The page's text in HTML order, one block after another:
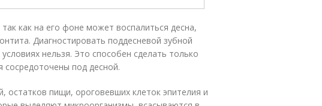
как на его фоне может воспалиться десна,
Диагностировать поддесневой зубной
нельзя. Это способен сделать только
сосредоточены под десной.
остатков пищи, ороговевших клеток эпителия и